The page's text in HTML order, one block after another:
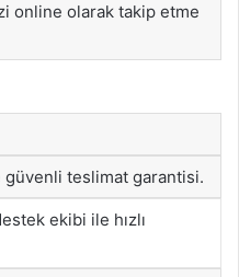
online olarak takip etme
güvenli teslimat garantisi.
ekibi ile hızlı